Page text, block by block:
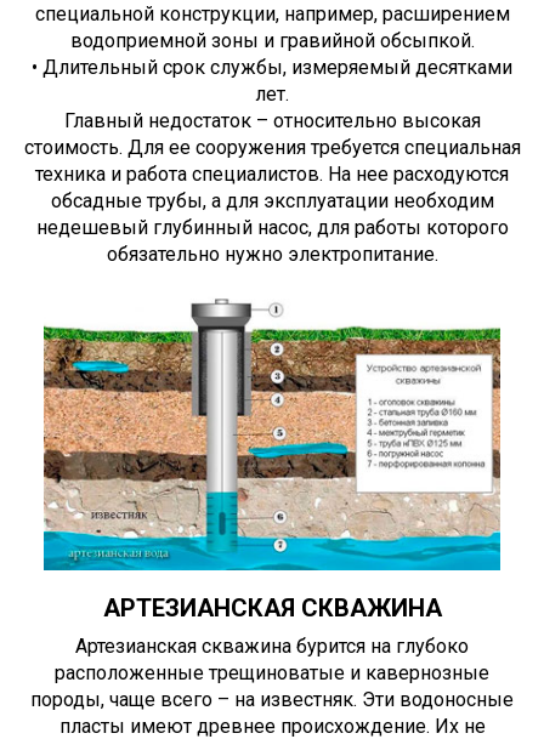
специальной конструкции, например, расширением
водоприемной зоны и гравийной обсыпкой.
• Длительный срок службы, измеряемый десятками
лет.
Главный недостаток – относительно высокая
стоимость. Для ее сооружения требуется специальная
техника и работа специалистов. На нее расходуются
обсадные трубы, а для эксплуатации необходим
недешевый глубинный насос, для работы которого
обязательно нужно электропитание.
АРТЕЗИАНСКАЯ СКВАЖИНА
Артезианская скважина бурится на глубоко
расположенные трещиноватые и кавернозные
породы, чаще всего – на известняк. Эти водоносные
пласты имеют древнее происхождение. Их не